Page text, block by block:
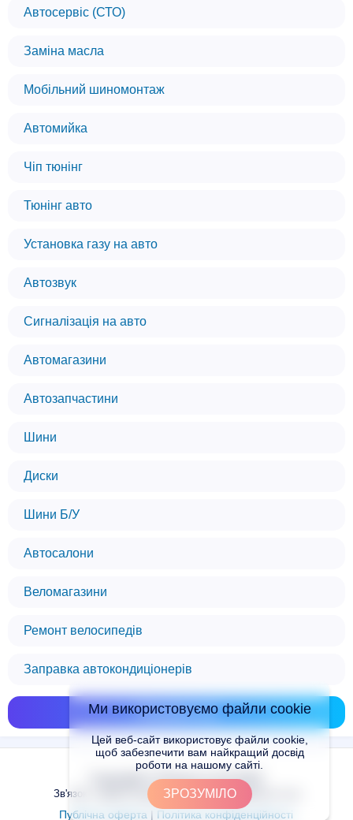
Автосервіс (СТО)
Заміна масла
Мобільний шиномонтаж
Автомийка
Чіп тюнінг
Тюнінг авто
Установка газу на авто
Автозвук
Сигналізація на авто
Автомагазини
Автозапчастини
Шини
Диски
Шини Б/У
Автосалони
Веломагазини
Ремонт велосипедів
Заправка автокондиціонерів
Показати всі
Copyright © Places.in.UA 2024
Зв'язок з адміністрацією сайту: admin@places.in.ua
Публічна оферта | Політика конфіденційності
Ми використовуємо файли cookie
Цей веб-сайт використовує файли cookie,
щоб забезпечити вам найкращий досвід
роботи на нашому сайті.
ЗРОЗУМІЛО